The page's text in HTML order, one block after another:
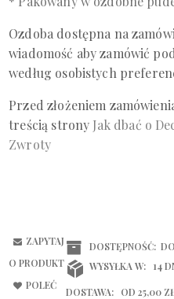
Ozdoba dostępna na
wiadomość aby zamówić
według osobistych
Przed złożeniem
treścią strony Jak dbać o
Zwroty
ZAPYTAJ
O PRODUKT
POLEĆ
DOSTĘPNOŚĆ:
WYSYŁKA W:
14
DOSTAWA: OD 25,00